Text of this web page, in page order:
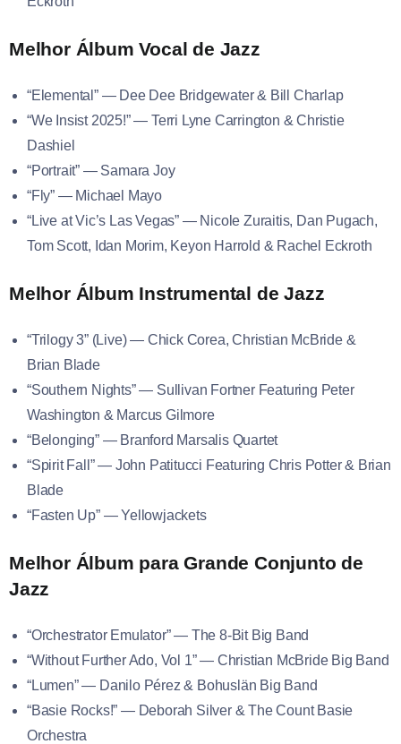
Melhor Álbum Vocal de Jazz
“Elemental” — Dee Dee Bridgewater & Bill Charlap
“We Insist 2025!” — Terri Lyne Carrington & Christie
Dashiel
“Portrait” — Samara Joy
“Fly” — Michael Mayo
“Live at Vic’s Las Vegas” — Nicole Zuraitis, Dan Pugach,
Tom Scott, Idan Morim, Keyon Harrold & Rachel Eckroth
Melhor Álbum Instrumental de Jazz
“Trilogy 3” (Live) — Chick Corea, Christian McBride &
Brian Blade
“Southern Nights” — Sullivan Fortner Featuring Peter
Washington & Marcus Gilmore
“Belonging” — Branford Marsalis Quartet
“Spirit Fall” — John Patitucci Featuring Chris Potter & Brian
Blade
“Fasten Up” — Yellowjackets
Melhor Álbum para Grande Conjunto de
Jazz
“Orchestrator Emulator” — The 8-Bit Big Band
“Without Further Ado, Vol 1” — Christian McBride Big Band
“Lumen” — Danilo Pérez & Bohuslän Big Band
“Basie Rocks!” — Deborah Silver & The Count Basie
Orchestra